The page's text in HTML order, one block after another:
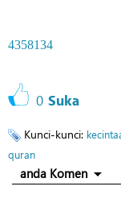
4358134
0 Suka
Kunci-kunci:
quran
anda Komen